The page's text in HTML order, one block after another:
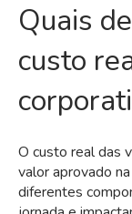
Quais
custo
O custo real das
valor aprovado
diferentes